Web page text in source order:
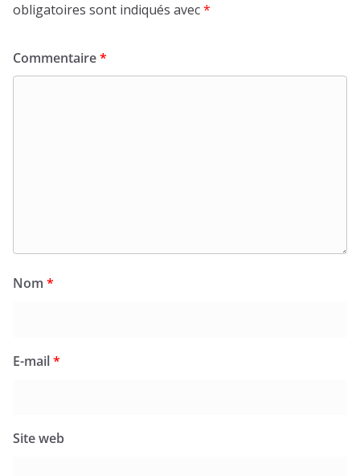
obligatoires sont indiqués avec*
Commentaire*
Nom *
E-mail*
Site web